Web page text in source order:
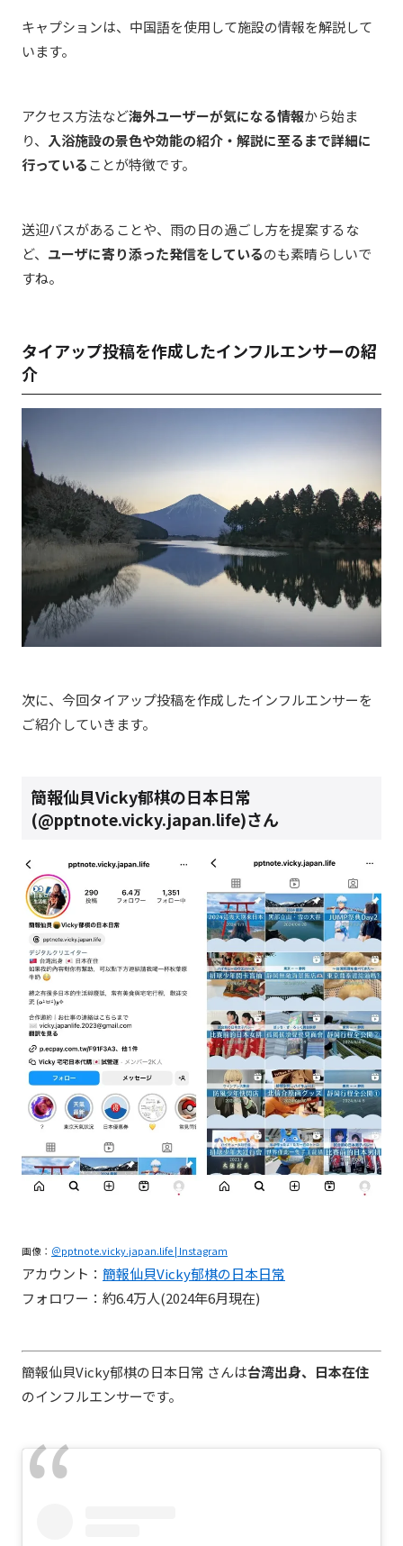
キャプションは、中国語を使用して施設の情報を解説して
います。
アクセス方法など海外ユーザーが気になる情報から始ま
り、 入浴施設の景色や効能の紹介・解説に至るまで詳細に
行っていることが特徴です。
送迎バスがあることや、雨の日の過ごし方を提案するな
ど、 ユーザに寄り添った発信をしているのも素晴らしいで
すね。
タイアップ投稿を作成したインフルエンサーの紹
介
次に、今回タイアップ投稿を作成したインフルエンサーを
ご紹介していきます。
簡報仙貝Vicky郁棋の日本日常
(@pptnote.vicky.japan.life)さん
画像： ＠pptnote.vicky.japan.life | Instagram
アカウント： 簡報仙貝Vicky郁棋の日本日常
フォロワー：約6.4万人(2024年6月現在)
簡報仙貝Vicky郁棋の日本日常 さんは台湾出身、日本在住
のインフルエンサーです。